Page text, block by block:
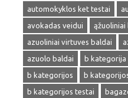
automokyklos ket testai
avokadas veidui
ąžuoliniai
azuoliniai virtuves baldai
azuolo baldai
b kategorija
b kategorijos
b
b kategorijos testai